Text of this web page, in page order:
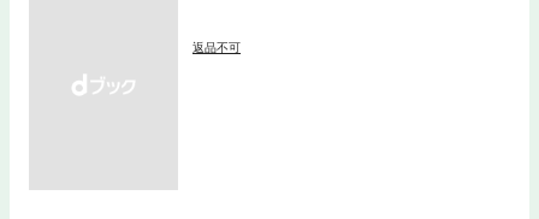
返品不可